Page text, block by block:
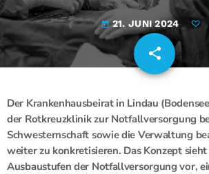
today 21. JUNI 2024
share
email
Der Krankenhausbeirat in Lindau
der Rotkreuzklinik zur Notfallversorgung
Schwesternschaft sowie die Verwaltung
weiter zu konkretisieren. Das Konzept
Ausbaustufen der Notfallversorgung vor,